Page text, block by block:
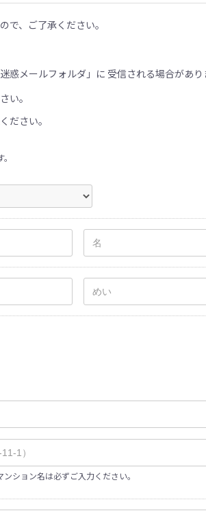
で、ご了承ください。
メールフォルダ」に 受信される場合があり
い。
ださい。
ション名は必ずご入力ください。